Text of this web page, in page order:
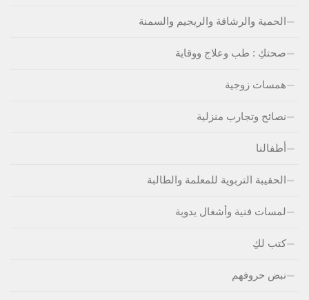
الحمية والرشاقة والريجيم والسمنة
صحتكِ : طب وعلاج ووقاية
همسات زوجية
نصائح وتجارب منزلية
أطفالنا
الحقيبة التربوية للمعلمة والطالبة
لمسات فنية وأشغال يدوية
كتب لكِ
نبض حروفهم